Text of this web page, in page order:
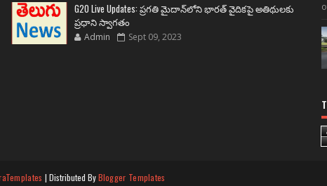
G20 Live Updates: ప్రగతి మైదాన్‌లోని భారత్ వైదికపై అతిథులకు
ప్రధాని స్వాగతం
Admin Sept 09, 2023
| Distributed ByBlogger Templates